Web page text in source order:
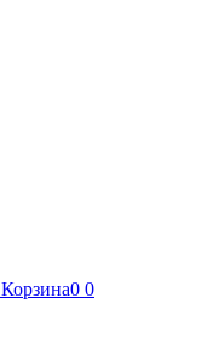
Корзина0 0